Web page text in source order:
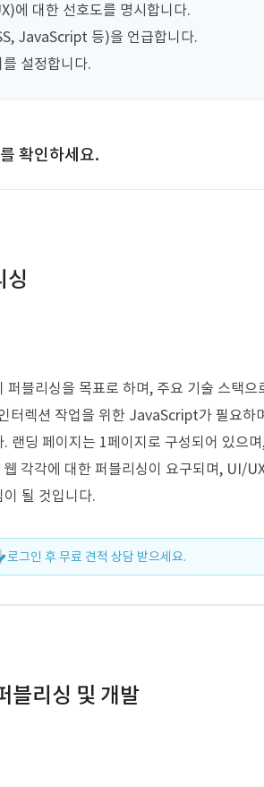
에 대한 선호도를 명시합니다.
JavaScript 등)을 언급합니다.
설정합니다.
확인하세요.
싱
퍼블리싱을 목표로 하며, 주요 기술 스택
터렉션 작업을 위한 JavaScript가 필요하
랜딩 페이지는 1페이지로 구성되어 있으
각각에 대한 퍼블리싱이 요구되며, UI/
될 것입니다.
로그인 후 무료 견적 상담 받으세요.
블리싱 및 개발